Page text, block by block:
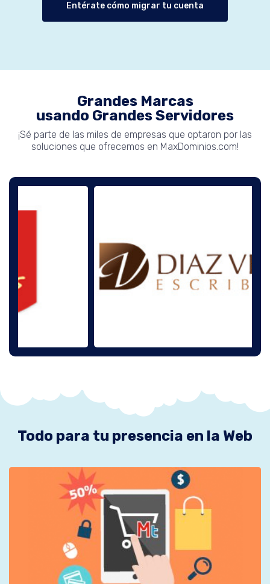
Entérate cómo migrar tu cuenta
Grandes Marcas
usando Grandes Servidores
¡Sé parte de las miles de empresas que optaron por las
soluciones que ofrecemos en MaxDominios.com!
Todo para tu presencia en la Web